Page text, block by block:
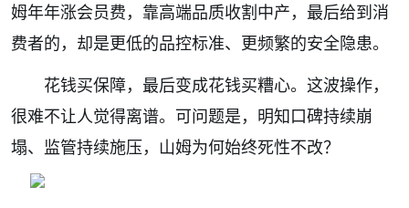
姆年年涨会员费，靠高端品质收割中产，最后给到消
费者的，却是更低的品控标准、更频繁的安全隐患。
花钱买保障，最后变成花钱买糟心。这波操作，
很难不让人觉得离谱。可问题是，明知口碑持续崩
塌、监管持续施压，山姆为何始终死性不改？